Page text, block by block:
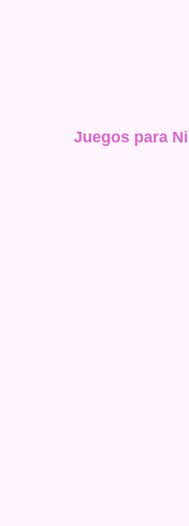
Juegos para